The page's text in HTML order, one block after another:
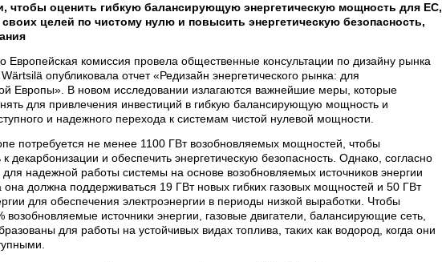
чтобы оценить гибкую балансирующую энергетическую мощность для ЕС,
целей по чистому нулю и повысить энергетическую безопасность,
Европейская комиссия провела общественные консультации по дизайну рынка
опубликовала отчет «Редизайн энергетического рынка: для
Европы». В новом исследовании излагаются важнейшие меры, которые
для привлечения инвестиций в гибкую балансирующую мощность и
и надежного перехода к системам чистой нулевой мощности.
потребуется не менее 1100 ГВт возобновляемых мощностей, чтобы
к декарбонизации и обеспечить энергетическую безопасность. Однако, согласно
надежной работы системы на основе возобновляемых источников энергии
она должна поддерживаться 19 ГВт новых гибких газовых мощностей и 50 ГВт
для обеспечения электроэнергии в периоды низкой выработки. Чтобы
возобновляемые источники энергии, газовые двигатели, балансирующие сеть,
для работы на устойчивых видах топлива, таких как водород, когда они